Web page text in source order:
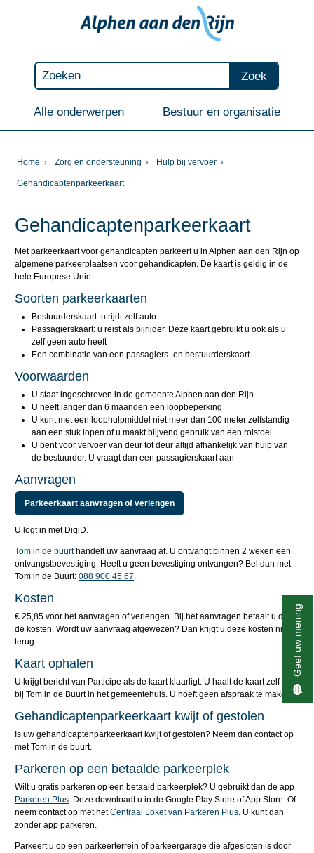
Zoek
Alle onderwerpen Bestuur en organisatie
Home Zorg en ondersteuning Hulp bij vervoer
Gehandicaptenparkeerkaart
Gehandicaptenparkeerkaart
Met parkeerkaart voor gehandicapten parkeert u in Alphen aan den Rijn op
algemene parkeerplaatsen voor gehandicapten. De kaart is geldig in de
hele Europese Unie.
Soorten parkeerkaarten
Bestuurderskaart: u rijdt zelf auto
Passagierskaart: u reist als bijrijder. Deze kaart gebruikt u ook als u
zelf geen auto heeft
Een combinatie van een passagiers- en bestuurderskaart
Voorwaarden
U staat ingeschreven in de gemeente Alphen aan den Rijn
U heeft langer dan 6 maanden een loopbeperking
U kunt met een loophulpmiddel niet meer dan 100 meter zelfstandig
aan een stuk lopen of u maakt blijvend gebruik van een rolstoel
U bent voor vervoer van deur tot deur altijd afhankelijk van hulp van
de bestuurder. U vraagt dan een passagierskaart aan
Aanvragen
Parkeerkaart aanvragen of verlengen
U logt in met DigiD.
Tom in de buurthandelt uw aanvraag af. U ontvangt binnen 2 weken een
ontvangstbevestiging. Heeft u geen bevestiging ontvangen? Bel dan met
Tom in de Buurt: 088 900 45 67.
Kosten
€ 25,85 voor het aanvragen of verlengen. Bij het aanvragen betaalt u direct
de kosten. Wordt uw aanvraag afgewezen? Dan krijgt u deze kosten niet
terug.
Kaart ophalen
U krijgt bericht van Participe als de kaart klaarligt. U haalt de kaart zelf op
bij Tom in de Buurt in het gemeentehuis. U hoeft geen afspraak te maken.
Gehandicaptenparkeerkaart kwijt of gestolen
Is uw gehandicaptenparkeerkaart kwijt of gestolen? Neem dan contact op
met Tom in de buurt.
Parkeren op een betaalde parkeerplek
Wilt u gratis parkeren op een betaald parkeerplek? U gebruikt dan de app
Parkeren Plus. Deze downloadt u in de Google Play Store of App Store. Of
neem contact op met hetCentraal Loket van Parkeren Plus. U kunt dan
zonder app parkeren.
Parkeert u op een parkeerterrein of parkeergarage die afgesloten is door
Geef uw mening